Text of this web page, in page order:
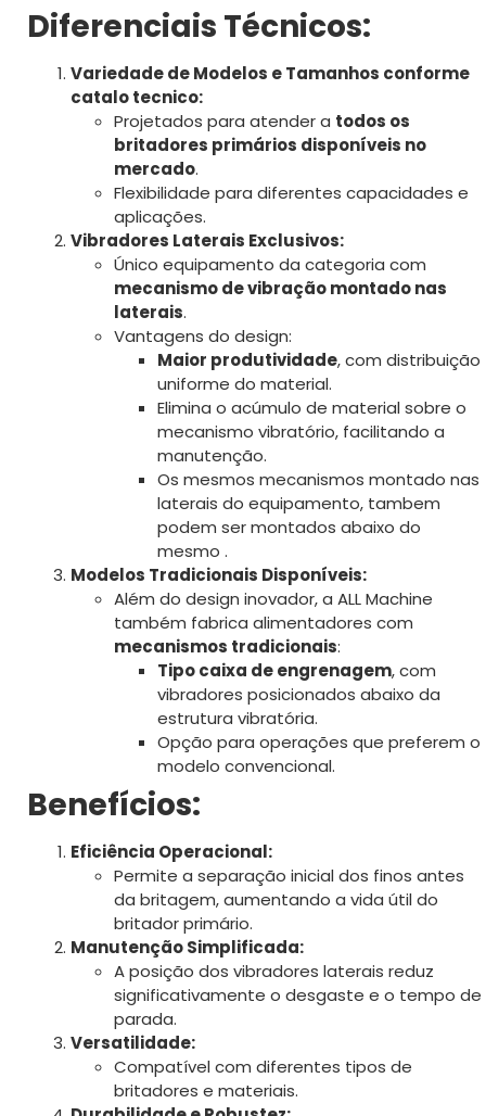
Diferenciais Técnicos:
Variedade de Modelos e Tamanhos conforme
catalo tecnico:
Projetados para atender a todos os
britadores primários disponíveis no
mercado.
Flexibilidade para diferentes capacidades e
aplicações.
Vibradores Laterais Exclusivos:
Único equipamento da categoria com
mecanismo de vibração montado nas
laterais.
Vantagens do design:
Maior produtividade, com distribuição
uniforme do material.
Elimina o acúmulo de material sobre o
mecanismo vibratório, facilitando a
manutenção.
Os mesmos mecanismos montado nas
laterais do equipamento, tambem
podem ser montados abaixo do
mesmo .
Modelos Tradicionais Disponíveis:
Além do design inovador, a ALL Machine
também fabrica alimentadores com
mecanismos tradicionais:
Tipo caixa de engrenagem, com
vibradores posicionados abaixo da
estrutura vibratória.
Opção para operações que preferem o
modelo convencional.
Benefícios:
Eficiência Operacional:
Permite a separação inicial dos finos antes
da britagem, aumentando a vida útil do
britador primário.
Manutenção Simplificada:
A posição dos vibradores laterais reduz
significativamente o desgaste e o tempo de
parada.
Versatilidade:
Compatível com diferentes tipos de
britadores e materiais.